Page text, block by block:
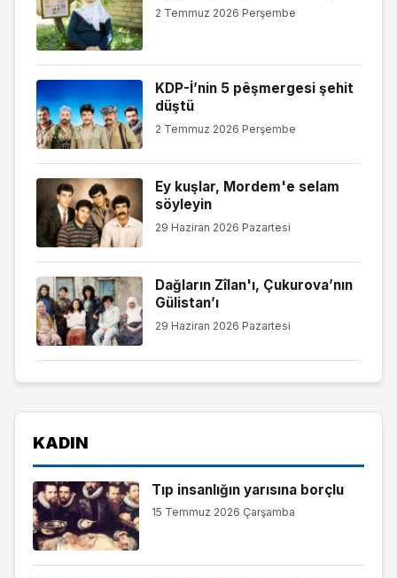
2 Temmuz 2026 Perşembe
KDP-İ’nin 5 pêşmergesi şehit
düştü
2 Temmuz 2026 Perşembe
Ey kuşlar, Mordem'e selam
söyleyin
29 Haziran 2026 Pazartesi
Dağların Zîlan'ı, Çukurova’nın
Gülistan’ı
29 Haziran 2026 Pazartesi
KADIN
Tıp insanlığın yarısına borçlu
15 Temmuz 2026 Çarşamba